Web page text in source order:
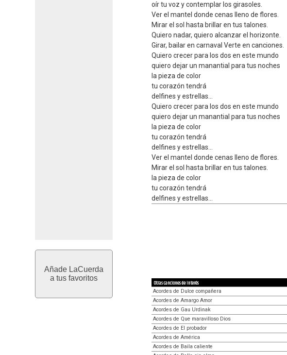
Añade LaCuerda
a tus favoritos
oír tu voz y contemplar los girasoles.
Ver el mantel donde cenas lleno de flores.
Mirar el sol hasta brillar en tus talones.
Quiero nadar, quiero alcanzar el horizonte.
Girar, bailar en carnaval Verte en canciones.
Quiero crecer para los dos en este mundo
quiero dejar un manantial para tus noches
la pieza de color
tu corazón tendrá
delfines y estrellas...
Quiero crecer para los dos en este mundo
quiero dejar un manantial para tus noches
la pieza de color
tu corazón tendrá
delfines y estrellas...
Ver el mantel donde cenas lleno de flores.
Mirar el sol hasta brillar en tus talones.
la pieza de color
tu corazón tendrá
delfines y estrellas...
Otras canciones de interés
Acordes de Dulce compañera
Acordes de Amargo Amor
Acordes de Gau Urdinak
Acordes de Que maravilloso Dios
Acordes de El probador
Acordes de América
Acordes de Baila caliente